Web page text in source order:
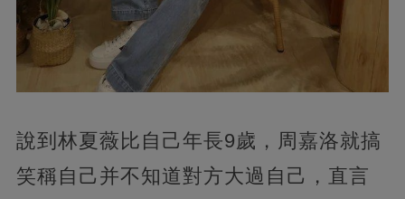
說到林夏薇比自己年長9歲，周嘉洛就搞
笑稱自己并不知道對方大過自己，直言